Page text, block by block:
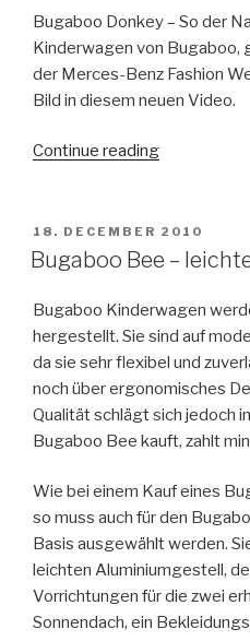
Bugaboo Donkey – So der
Kinderwagen von Bugaboo,
der Merces-Benz Fashion
Bild in diesem neuen Video.
Continue reading
Neuer
POSTED
ON
18. DECEMBER 2010
Bugaboo Bee –
Bugaboo Kinderwagen
hergestellt. Sie sind auf
da sie sehr flexibel und
noch über ergonomisches
Qualität schlägt sich jedoch
Bugaboo Bee kauft, zahlt
Wie bei einem Kauf eines
so muss auch für den
Basis ausgewählt werden.
leichten Aluminiumgestell,
Vorrichtungen für die zwei
Sonnendach, ein